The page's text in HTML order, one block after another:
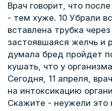
Врач говорит, что
- тем хуже. 10 Убрали
вставлена трубка
застоявшаяся желчь и
думала бред пройдет
кушать, что у
Сегодня, 11 апреля,
на интоксикацию
Скажите - неужели это